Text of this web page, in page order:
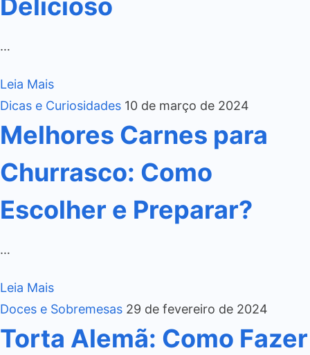
Delicioso
…
Leia Mais
Dicas e Curiosidades 10 de março de 2024
Melhores Carnes para
Churrasco: Como
Escolher e Preparar?
…
Leia Mais
Doces e Sobremesas 29 de fevereiro de 2024
Torta Alemã: Como Fazer